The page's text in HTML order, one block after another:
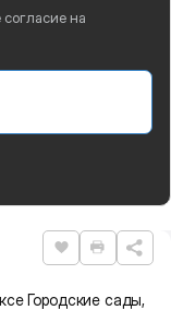
на
Нравится
Городские сады,